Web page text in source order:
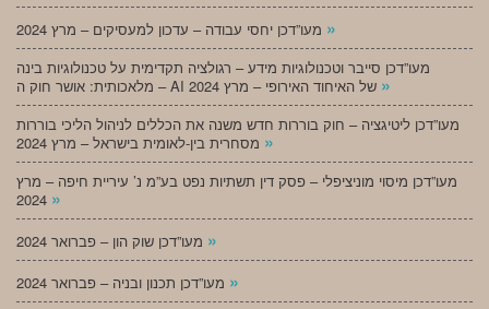
»
מעו”דכן סייבר וטכנולוגיות מידע – רגולציה תקדימית על טכנולוגיות בינה
»
מעו”דכן ליטיגציה – חוק בוררות חדש משנה את הכללים לניהול הליכי בוררות
»
מעו”דכן מיסוי מוניציפלי – פסק דין תשתיות נפט בע”מ נ’ עיריית חיפה – מרץ
»
»
»